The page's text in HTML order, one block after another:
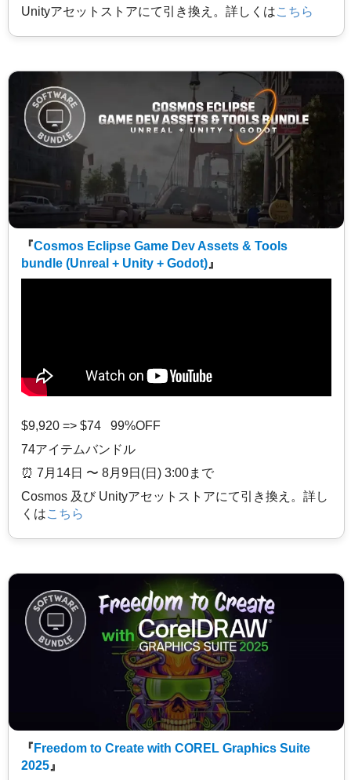
Unityアセットストアにて引き換え。詳しくはこちら
『Cosmos Eclipse Game Dev Assets & Tools
bundle (Unreal + Unity + Godot) 』
$9,920 => $74 99%OFF
74アイテムバンドル
⏰️ 7月14日 〜 8月9日(日) 3:00まで
Cosmos 及び Unityアセットストアにて引き換え。詳し
くはこちら
『 Freedom to Create with COREL Graphics Suite
2025 』